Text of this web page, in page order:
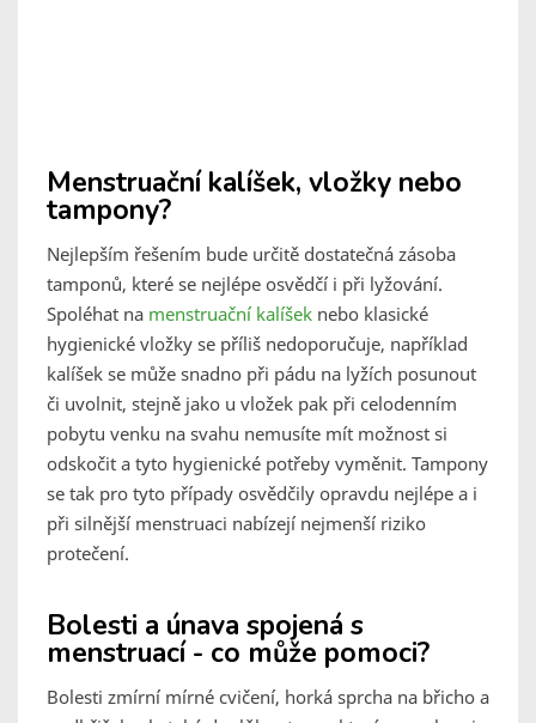
Menstruační kalíšek, vložky nebo
tampony?
Nejlepším řešením bude určitě dostatečná zásoba
tamponů, které se nejlépe osvědčí i při lyžování.
Spoléhat na menstruační kalíšek nebo klasické
hygienické vložky se příliš nedoporučuje, například
kalíšek se může snadno při pádu na lyžích posunout
či uvolnit, stejně jako u vložek pak při celodenním
pobytu venku na svahu nemusíte mít možnost si
odskočit a tyto hygienické potřeby vyměnit. Tampony
se tak pro tyto případy osvědčily opravdu nejlépe a i
při silnější menstruaci nabízejí nejmenší riziko
protečení.
Bolesti a únava spojená s
menstruací - co může pomoci?
Bolesti zmírní mírné cvičení, horká sprcha na břicho a